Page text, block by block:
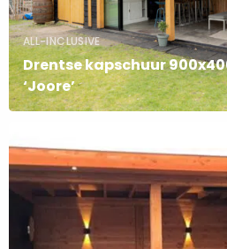
ALL-INCLUSIVE
Drentse kapschuur
‘Joore’
meer
over